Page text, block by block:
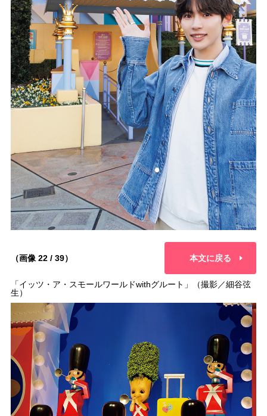
（画像 22 / 39） 本文に戻る
「イッツ・ア・スモールワールドwithグルート」（撮影／細谷弦
生）